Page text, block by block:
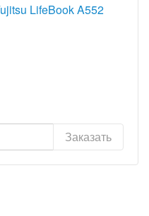
LifeBook A552
Заказать